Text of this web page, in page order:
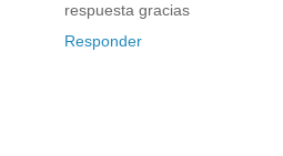
respuesta gracias
Responder